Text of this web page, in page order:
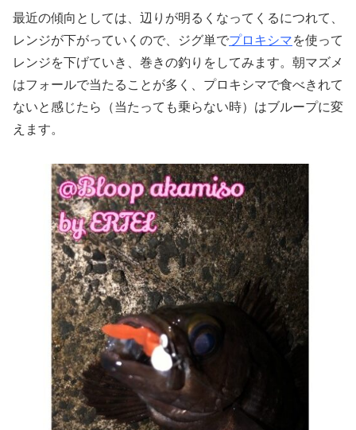
最近の傾向としては、辺りが明るくなってくるにつれて、
レンジが下がっていくので、ジグ単でプロキシマを使って
レンジを下げていき、巻きの釣りをしてみます。朝マズメ
はフォールで当たることが多く、プロキシマで食べきれて
ないと感じたら（当たっても乗らない時）はブループに変
えます。